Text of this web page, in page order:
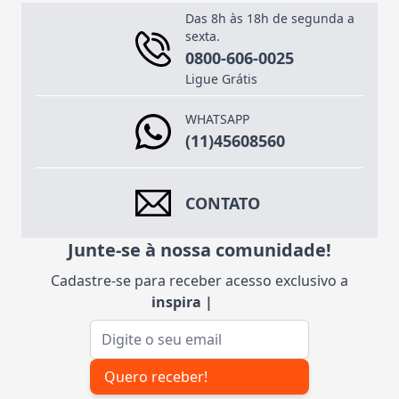
Das 8h às 18h de segunda a
sexta.
0800-606-0025
Ligue Grátis
WHATSAPP
(11)45608560
CONTATO
Junte-se à nossa comunidade!
Cadastre-se para receber acesso exclusivo a
inspiraçõe
Endereço de e-mail
Quero receber!